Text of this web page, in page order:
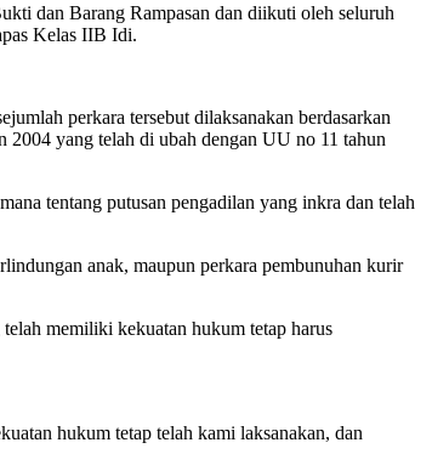
dan Barang Rampasan dan diikuti oleh seluruh
Kelas IIB Idi.
perkara tersebut dilaksanakan berdasarkan
2004 yang telah di ubah dengan UU no 11 tahun
tentang putusan pengadilan yang inkra dan telah
anak, maupun perkara pembunuhan kurir
memiliki kekuatan hukum tetap harus
hukum tetap telah kami laksanakan, dan